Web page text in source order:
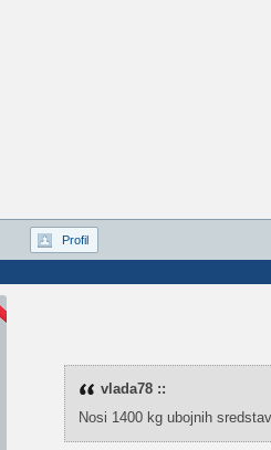
Profil
vlada78 ::
Nosi 1400 kg ubojnih